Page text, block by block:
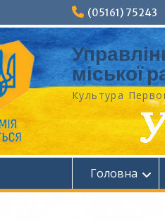
до
вмісту
(05161) 75243
міської
Культура
Головна